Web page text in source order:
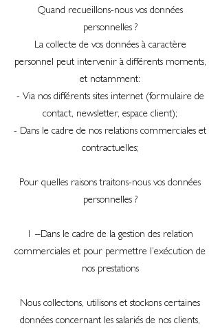
Quand recueillons-nous vos données
personnelles ?
La collecte de vos données à caractère
personnel peut intervenir à différents moments,
et notamment:
- Via nos différents sites internet (formulaire de
contact, newsletter, espace client);
- Dans le cadre de nos relations commerciales et
contractuelles;
Pour quelles raisons traitons-nous vos données
personnelles ?
1 –Dans le cadre de la gestion des relation
commerciales et pour permettre l’exécution de
nos prestations
Nous collectons, utilisons et stockons certaines
données concernant les salariés de nos clients,